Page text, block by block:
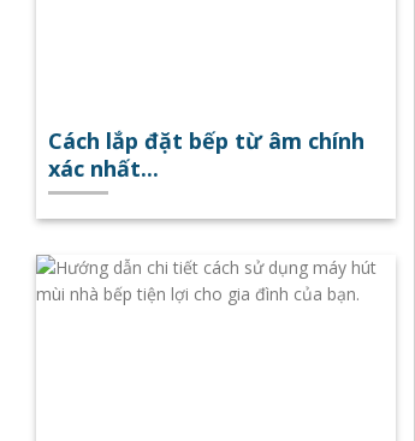
Cách lắp đặt bếp từ âm chính
xác nhất...